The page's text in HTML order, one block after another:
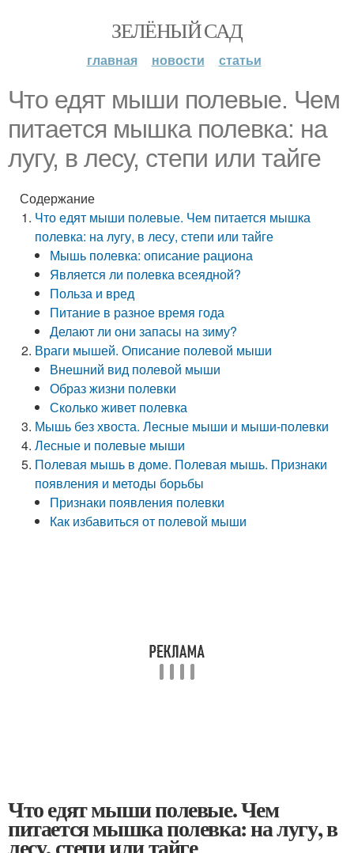
ЗЕЛЁНЫЙ САД
главная новости статьи
Что едят мыши полевые. Чем
питается мышка полевка: на
лугу, в лесу, степи или тайге
Содержание
Что едят мыши полевые. Чем питается мышка
полевка: на лугу, в лесу, степи или тайге
Мышь полевка: описание рациона
Является ли полевка всеядной?
Польза и вред
Питание в разное время года
Делают ли они запасы на зиму?
Враги мышей. Описание полевой мыши
Внешний вид полевой мыши
Образ жизни полевки
Сколько живет полевка
Мышь без хвоста. Лесные мыши и мыши-полевки
Лесные и полевые мыши
Полевая мышь в доме. Полевая мышь. Признаки
появления и методы борьбы
Признаки появления полевки
Как избавиться от полевой мыши
Что едят мыши полевые. Чем
питается мышка полевка: на лугу, в